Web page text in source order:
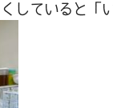
していると「